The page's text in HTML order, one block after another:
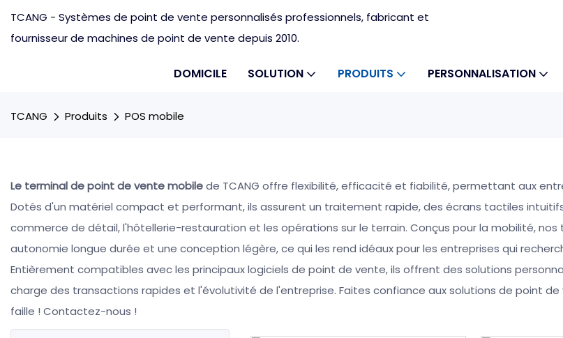
TCANG - Systèmes de point de vente personnalisés professionnels, fabricant et
fournisseur de machines de point de vente depuis 2010.
DOMICILE SOLUTION PRODUITS PERSONNALISATION
TCANG Produits POS mobile
Le terminalde point de vente mobilede TCANG offre flexibilité, efficacité et fiabilité, permettant aux
Dotés d'un matériel compact et performant, ils assurent un traitement rapide, des écrans tactiles
commerce de détail, l'hôtellerie-restauration et les opérations sur le terrain. Conçus pour la mobilité,
autonomie longue durée et une conception légère, ce qui les rend idéaux pour les entreprises qui
Entièrement compatibles avec les principaux logiciels de point de vente, ils offrent des solutions
charge des transactions rapides et l'évolutivité de l'entreprise. Faites confiance aux solutions de point
faille ! Contactez-nous !